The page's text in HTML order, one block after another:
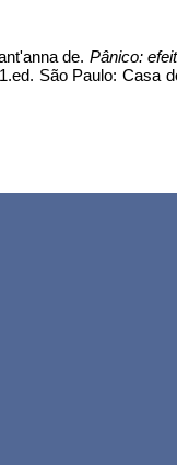
de. Pânico:
São Paulo: Casa